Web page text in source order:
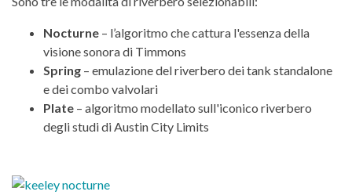
Nocturne – l’algoritmo che cattura l'essenza della
visione sonora di Timmons
Spring – emulazione del riverbero dei tank standalone
e dei combo valvolari
Plate – algoritmo modellato sull'iconico riverbero
degli studi di Austin City Limits